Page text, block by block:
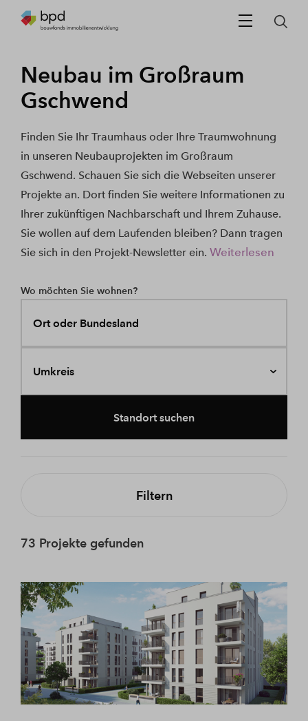
Neubau im Großraum
Gschwend
Finden Sie Ihr Traumhaus oder Ihre Traumwohnung
in unseren Neubauprojekten im Großraum
Gschwend. Schauen Sie sich die Webseiten unserer
Projekte an. Dort finden Sie weitere Informationen zu
Ihrer zukünftigen Nachbarschaft und Ihrem Zuhause.
Sie wollen auf dem Laufenden bleiben? Dann tragen
Sie sich in den Projekt-Newsletter ein. Weiterlesen
Wo möchten Sie wohnen?
Ort oder Bundesland
Umkreis
Standort suchen
Filtern
73 Projekte gefunden